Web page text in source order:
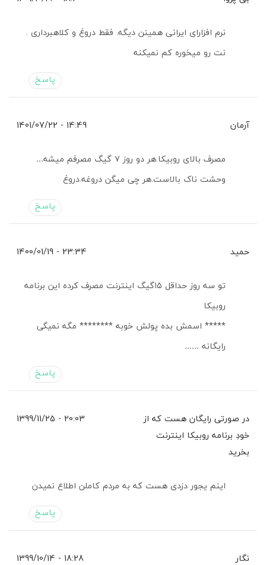
نرم افزارای ایرانی همینن دیگه. فقط دروغ و کلاهبرداری .
نت رو میخوره کم نمیکنه
پاسخ
آرمان 14:49 - 1401/07/22
مصرف بالای روبیکا.هر دو روز ۷ گیگ مصرفم میشه…
وحشت ناک بالاست.هر چی میگن دروغه.دروغ
پاسخ
حمید 23:34 - 1400/01/19
تو سه روز حداقل ۱۵گیگ اینترنت مصرف کرده این برنامه
روبیکا
***** اسمش بده پولش خوبه ******** مگه نمیگی
رایگانه ……
پاسخ
در صورتی رایگان هست که از
خودِ برنامه روبیکا اینترنت
بخرید
20:03 - 1399/11/25
اینم یجور دزدی هست که به مردم کاملن اطلاع نمیدن
پاسخ
نگار 18:28 - 1399/10/14